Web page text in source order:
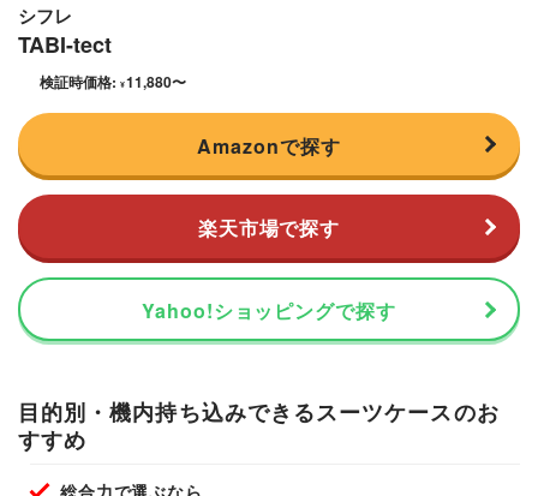
シフレ
TABI-tect
検証時価格: ¥11,880〜
Amazonで探す
楽天市場で探す
Yahoo!ショッピングで探す
目的別・機内持ち込みできるスーツケースのお
すすめ